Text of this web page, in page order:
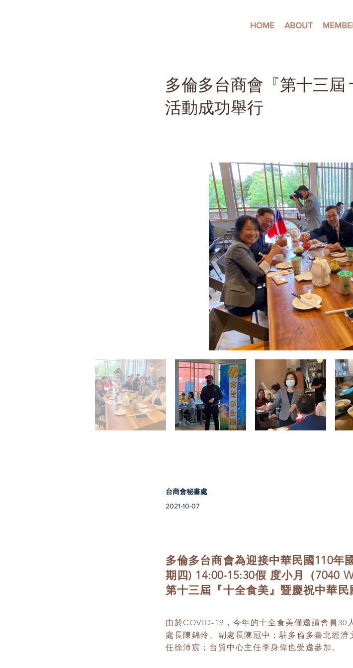
HOME ABOUT
多倫多台商會『第十三屆
活動成功舉行
台商會秘書處
2021-10-07
多倫多台商會為迎接中華民國110年
期四) 14:00-15:30假 度小月（7040
第十三屆『十全食美』暨慶祝中華民
由於COVID-19，今年的十全食美僅邀請會員30
處長陳錦玲、副處長陳冠中；駐多倫多臺北經
任徐沛宸；台貿中心主任李身偉也受邀參加。